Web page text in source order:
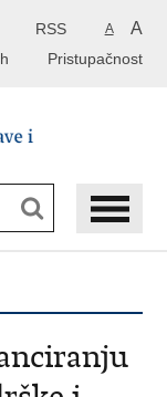
A A
RSS
Pristupačnost